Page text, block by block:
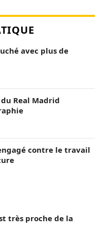
avec plus de
Real Madrid
contre le travail
très proche de la